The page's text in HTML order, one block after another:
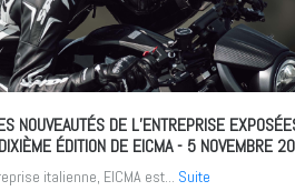
NOUVEAUTÉS DE L’ENTREPRISE
ÉDITION DE EICMA- 5 NOVEMBRE
italienne, EICMA est... Suite